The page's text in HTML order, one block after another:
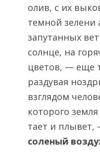
олив, с их
темной зелени
запутанных
солнце, на
цветов, — еще
раздувая
взглядом
которого
тает и плывет,
соленый